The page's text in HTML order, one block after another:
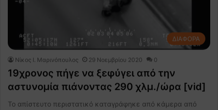
ΔΙΑΦΟΡΑ
Nίκος Ι. Mαρινόπουλος 29 Νοεμβρίου 2020 0
19χρονος πήγε να ξεφύγει από την
αστυνομία πιάνοντας 290 χλμ./ώρα [vid]
To απίστευτο περιστατικό καταγράφηκε από κάμερα από